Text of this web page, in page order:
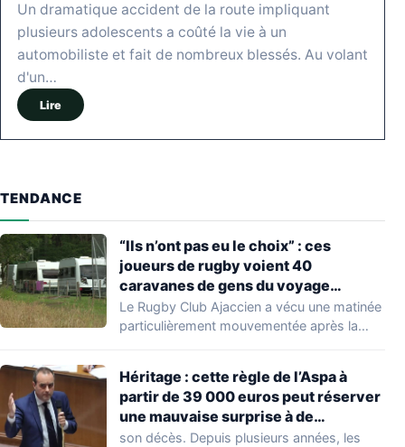
Un dramatique accident de la route impliquant
plusieurs adolescents a coûté la vie à un
automobiliste et fait de nombreux blessés. Au volant
d'un…
Lire
TENDANCE
“Ils n’ont pas eu le choix” : ces
joueurs de rugby voient 40
caravanes de gens du voyage
s’installer dans leur stade, ils les
délogent en moins d’1 heure
Le Rugby Club Ajaccien a vécu une matinée
particulièrement mouvementée après la
Héritage : cette règle de l’Aspa à
partir de 39 000 euros peut réserver
une mauvaise surprise à de
nombreuses familles
son décès. Depuis plusieurs années, les